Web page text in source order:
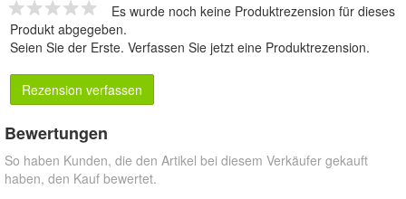
Es wurde noch keine Produktrezension für dieses
Produkt abgegeben.
Seien Sie der Erste. Verfassen Sie jetzt eine Produktrezension.
Rezension verfassen
Bewertungen
So haben Kunden, die den Artikel bei diesem Verkäufer gekauft
haben, den Kauf bewertet.